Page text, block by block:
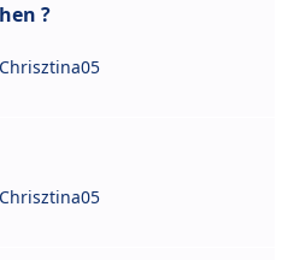
?
Chrisztina05
Chrisztina05